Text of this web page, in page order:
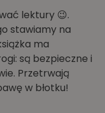
lektury 😉.
stawiamy na
ma
są bezpieczne i
Przetrwają
w błotku!